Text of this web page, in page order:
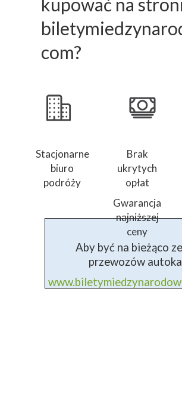
Brak
ukrytych
opłat
Gwarancja
najniższej
ceny
Stacjonarne
biuro
podróży
com?
Aby być na bieżąco
przewozów